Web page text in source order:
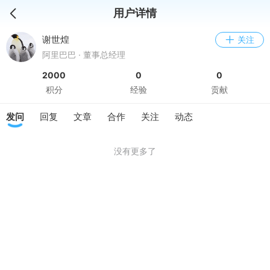
用户详情
谢世煌
关注
阿里巴巴 · 董事总经理
2000
积分
0
经验
0
贡献
发问 回复 文章 合作 关注 动态
没有更多了